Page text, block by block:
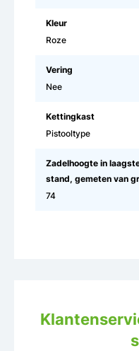
Kleur
Roze
Vering
Nee
Kettingkast
Pistooltype
Zadelhoogte in
stand, gemeten van
74